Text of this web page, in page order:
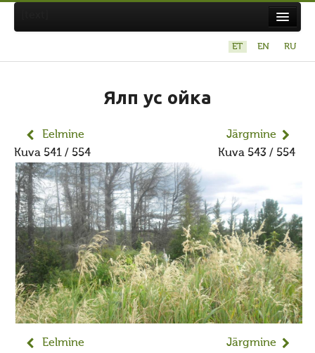
Põhikiri
Aastaaruanded
Kuidas liituda kojaga?
Maavalla Koja juhtimine
Kohalikud kojad
Avaldused
Jumiõie jutud
Usuvabadus
ET EN RU
Ялп ус ойка
Eelmine
Kuva 541 / 554
Järgmine
Kuva 543 / 554
Eelmine
Järgmine